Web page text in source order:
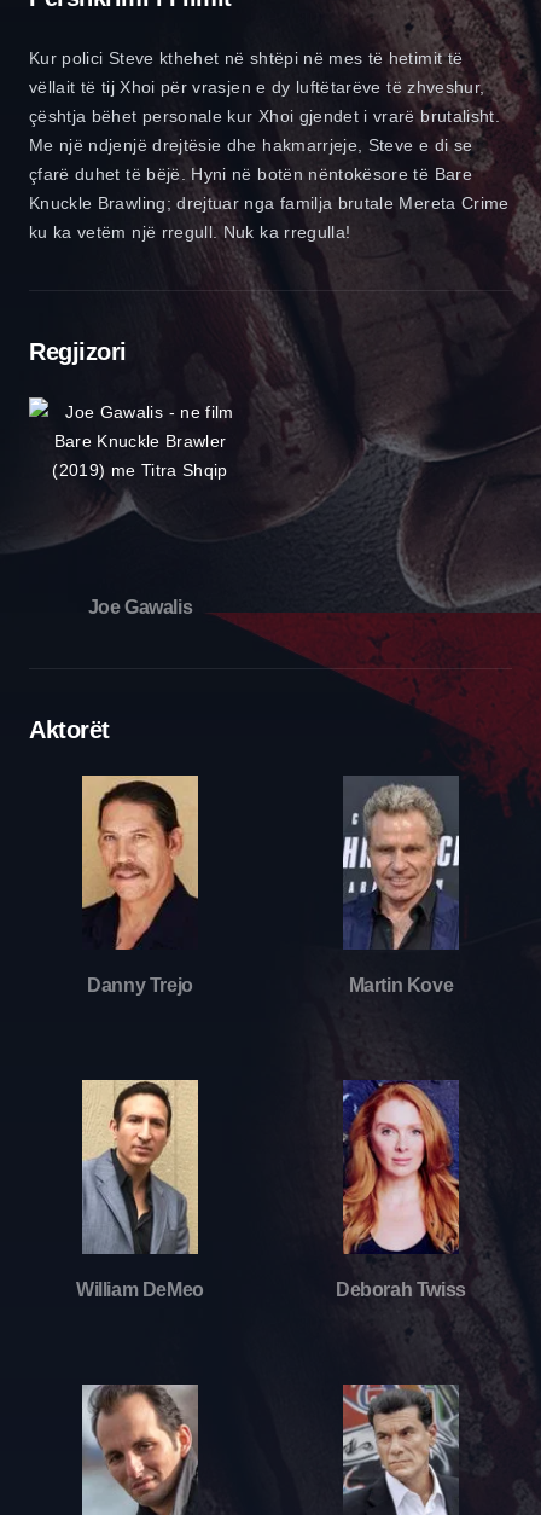
Kur polici Steve kthehet në shtëpi në mes të hetimit të
vëllait të tij Xhoi për vrasjen e dy luftëtarëve të zhveshur,
çështja bëhet personale kur Xhoi gjendet i vrarë brutalisht.
Me një ndjenjë drejtësie dhe hakmarrjeje, Steve e di se
çfarë duhet të bëjë. Hyni në botën nëntokësore të Bare
Knuckle Brawling; drejtuar nga familja brutale Mereta Crime
ku ka vetëm një rregull. Nuk ka rregulla!
Regjizori
Joe Gawalis
Aktorët
Danny Trejo Martin Kove
William DeMeo Deborah Twiss